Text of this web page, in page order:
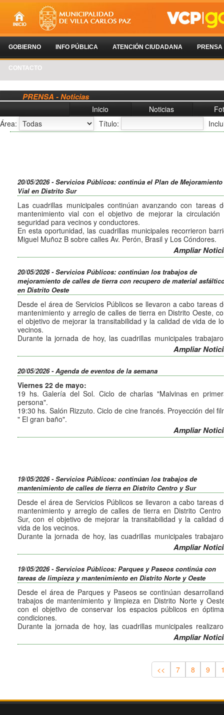
GOBIERNO INFO PÚBLICA ATENCIÓN CIUDADANA PRENSA
CONTACTO
PRENSA - Noticias
Inicio Noticias
Área:
Título:
20/05/2026 - Servicios Públicos: continúa el Plan de Mejoramiento
Vial en Distrito Sur
Las cuadrillas municipales continúan avanzando con tareas
mantenimiento vial con el objetivo de mejorar la circulación
seguridad para vecinos y conductores.
En esta oportunidad, las cuadrillas municipales recorrieron
Miguel Muñoz B sobre calles Av. Perón, Brasil y Los Cóndores.
Estas intervenciones permiten optimizar el estado de las
brindando mayor durabilidad y mejores condiciones
Ampliar
20/05/2026 - Servicios Públicos: continúan los trabajos de
mejoramiento de calles de tierra con recupero de material
en Distrito Oeste
Desde el área de Servicios Públicos se llevaron a cabo tareas
mantenimiento y arreglo de calles de tierra en Distrito Oeste,
el objetivo de mejorar la transitabilidad y la calidad de vida de
vecinos.
Durante la jornada de hoy, las cuadrillas municipales
Estas acciones forman parte de un trabajo sostenido que
Ampliar
20/05/2026 - Agenda de eventos de la semana
Viernes 22 de mayo:
19 hs. Galería del Sol. Ciclo de charlas "Malvinas en
persona".
19:30 hs. Salón Rizzuto. Ciclo de cine francés. Proyección del
" El gran baño".
Sábado 23 de mayo:
17 hs. Cerro La Cruz. Visitas guiadas nocturnas.
17:30 hs. Paseo comercial "Wo". Actividad cultural por el 25
mayo con pinturas de Mery Mey, djs y bailarines
Departamento de arte en movimiento.
18 hs. Biblioteca José h. Porto. Segunda Jornada Vampírica.
Domingo 24 de mayo:
10 hs. Explanada reloj Cucú. Feria del libro usado.
11 hs. Galería Cultural Puente Uruguay. Feria de
y Deco.
15 hs. Costanera y puente del Centenario y Alem y Las
Feria de artesanos.
Lunes 25 de mayo:
11 hs. Galería Cultural Puente Uruguay. Feria de
y Deco.
15 hs. Costanera y puente del Centenario y Alem y Las
Feria de artesanos.
16 hs. Jardines Municipales. Acto oficial 25 de mayo y
Ampliar
19/05/2026 - Servicios Públicos: continúan los trabajos de
mantenimiento de calles de tierra en Distrito Centro y Sur
Desde el área de Servicios Públicos se llevaron a cabo tareas
mantenimiento y arreglo de calles de tierra en Distrito Centro
Sur, con el objetivo de mejorar la transitabilidad y la calidad
vida de los vecinos.
Durante la jornada de hoy, las cuadrillas municipales
en barrio Miguel Muñoz B sobre calle Dinamarca, en barrio
Fantasio sobre calle Pilcomayo y en barrio Jose Muñoz
Estas acciones forman parte de un trabajo sostenido que
optimizar el estado de las calles de tierra.
Ampliar
19/05/2026 - Servicios Públicos: Parques y Paseos continúa con
tareas de limpieza y mantenimiento en Distrito Norte y Oeste
Desde el área de Parques y Paseos se continúan
trabajos de mantenimiento y limpieza en Distrito Norte y
con el objetivo de conservar los espacios públicos en
condiciones.
Durante la jornada de hoy, las cuadrillas municipales
poda de arbolado público y corte de césped y limpieza en
Italia y alrededores de Ruta 38.
garantizar espacios más seguros, limpios y agradables para
Ampliar
<< 7 8 9